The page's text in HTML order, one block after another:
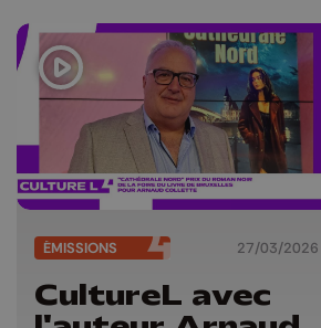
ÉMISSIONS 27/03/2026
CultureL avec